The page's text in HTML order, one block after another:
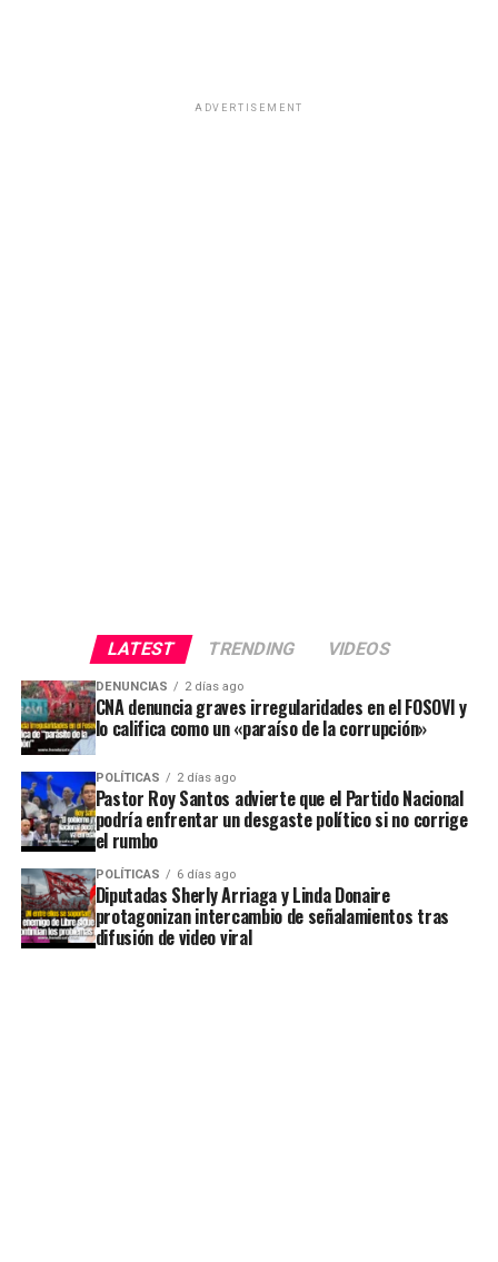
ADVERTISEMENT
LATEST TRENDING VIDEOS
DENUNCIAS 2 días ago
CNA denuncia graves irregularidades en el FOSOVI y
lo califica como un «paraíso de la corrupción»
POLÍTICAS 2 días ago
Pastor Roy Santos advierte que el Partido Nacional
podría enfrentar un desgaste político si no corrige
el rumbo
POLÍTICAS 6 días ago
Diputadas Sherly Arriaga y Linda Donaire
protagonizan intercambio de señalamientos tras
difusión de video viral